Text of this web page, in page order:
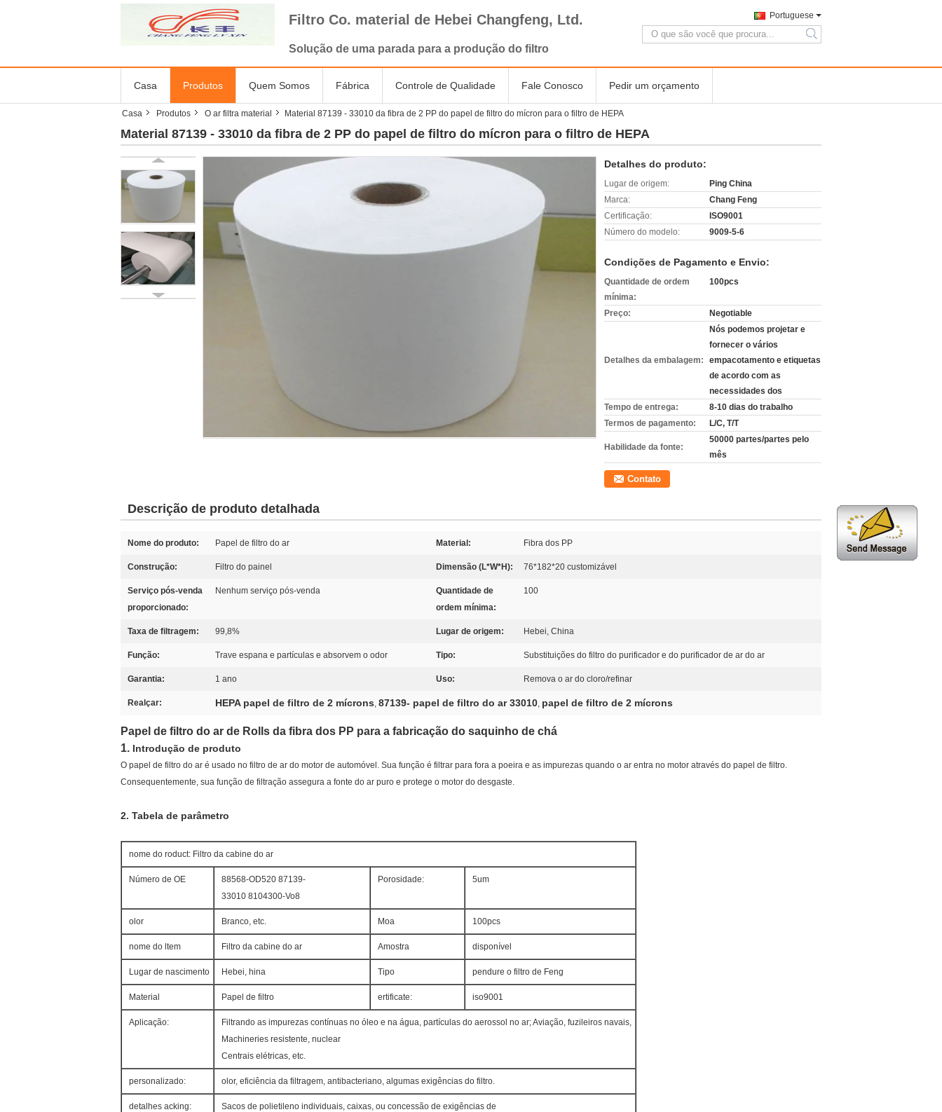
Filtro Co. material de Hebei Changfeng, Ltd.
Solução de uma parada para a produção do filtro
Portuguese
search
Casa Produtos Quem Somos Fábrica Controle de Qualidade Fale Conosco Pedir um orçamento
Casa Produtos O ar filtra material Material 87139 - 33010 da fibra de 2 PP do papel de filtro do mícron para o filtro de HEPA
Material 87139 - 33010 da fibra de 2 PP do papel de filtro do mícron para o filtro de HEPA
Detalhes do produto:
Lugar de origem:
Ping China
Marca:
Chang Feng
Certificação:
ISO9001
Número do modelo:
9009-5-6
Condições de Pagamento e Envio:
Quantidade de ordem
mínima:
100pcs
Preço: Negotiable
Detalhes da embalagem:
Nós podemos projetar e
fornecer o vários
empacotamento e etiquetas
de acordo com as
necessidades dos
Tempo de entrega:
8-10 dias do trabalho
Termos de pagamento:
L/C, T/T
Habilidade da fonte:
50000 partes/partes pelo
mês
Contato
Descrição de produto detalhada
Nome do produto: Papel de filtro do ar Material: Fibra dos PP
Construção: Filtro do painel Dimensão (L*W*H): 76*182*20 customizável
Serviço pós-venda
proporcionado:
Nenhum serviço pós-venda
Quantidade de
ordem mínima:
100
Taxa de filtragem: 99,8% Lugar de origem: Hebei, China
Função: Trave espana e partículas e absorvem o odor Tipo: Substituições do filtro do purificador e do purificador de ar do ar
Garantia: 1 ano Uso: Remova o ar do cloro/refinar
Realçar: HEPA papel de filtro de 2 mícrons, 87139- papel de filtro do ar 33010, papel de filtro de 2 mícrons
Papel de filtro do ar de Rolls da fibra dos PP para a fabricação do saquinho de chá
1. Introdução de produto
O papel de filtro do ar é usado no filtro de ar do motor de automóvel. Sua função é filtrar para fora a poeira e as impurezas quando o ar entra no motor através do papel de filtro.
Consequentemente, sua função de filtração assegura a fonte do ar puro e protege o motor do desgaste.
2. Tabela de parâmetro
nome do roduct: Filtro da cabine do ar
Número de OE
88568-OD520 87139-
33010 8104300-Vo8
Porosidade: 5um
olor Branco, etc. Moa 100pcs
nome do ltem Filtro da cabine do ar Amostra disponível
Lugar de nascimento Hebei, hina Tipo pendure o filtro de Feng
Material Papel de filtro ertificate: iso9001
Aplicação:
Filtrando as impurezas contínuas no óleo e na água, partículas do aerossol no ar; Aviação, fuzileiros navais,
Machineries resistente, nuclear
Centrais elétricas, etc.
personalizado: olor, eficiência da filtragem, antibacteriano, algumas exigências do filtro.
detalhes acking:
Sacos de polietileno individuais, caixas, ou concessão de exigências de